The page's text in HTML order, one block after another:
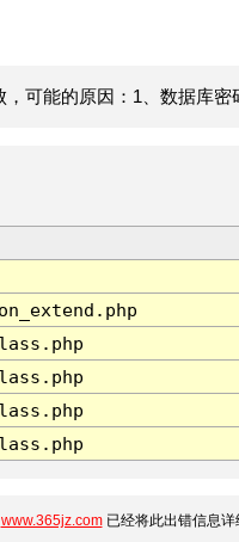
可能的原因：1、数据库密
www.365jz.com已经将此出错信息详